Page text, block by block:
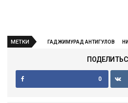
МЕТКИ ГАДЖИМУРАД АНТИГУЛОВ
0